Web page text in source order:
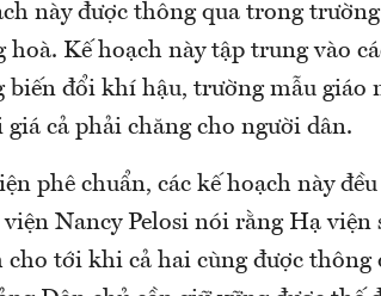
này được thông qua trong
hoà. Kế hoạch này tập trung vào
biến đổi khí hậu, trường mẫu giáo
cả phải chăng cho người dân.
phê chuẩn, các kế hoạch này
Nancy Pelosi nói rằng Hạ viện
tới khi cả hai cùng được thông